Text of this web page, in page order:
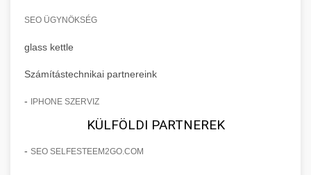
SEO ÜGYNÖKSÉG
glass kettle
Számítástechnikai partnereink
- IPHONE SZERVIZ
KÜLFÖLDI PARTNEREK
- SEO SELFESTEEM2GO.COM